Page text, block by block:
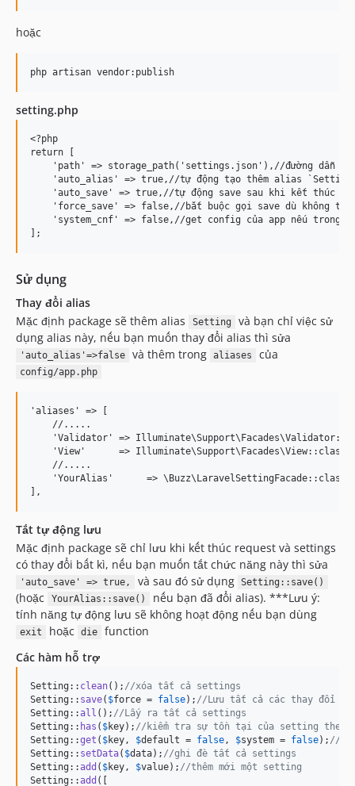
hoặc
setting.php
<?php
return [
'path' => storage_path('settings.json'),//đường dẫn
'auto_alias' => true,//tự động tạo thêm alias
'auto_save' => true,//tự động save sau khi kết thúc
'force_save' => false,//bắt buộc gọi save dù không
'system_cnf' => false,//get config của app nếu trong
Sử dụng
Thay đổi alias
Mặc định package sẽ thêm alias
Setting
và bạn chỉ việc sử
dụng alias này, nếu bạn muốn thay đổi alias thì sửa
'auto_alias'=>false và thêm trong aliases của
config/app.php
'aliases' => [
    //.....
'Validator' =>
    'View'      => Illuminate\Support\Facades\View::class,
    //.....
    'YourAlias'      => \Buzz\LaravelSettingFacade::class,
Tắt tự động lưu
Mặc định package sẽ chỉ lưu khi kết thúc request và settings
có thay đổi bất kì, nếu bạn muốn tắt chức năng này thì sửa
'auto_save' => true, và sau đó sử dụng Setting::save()
(hoặc YourAlias::save()
nếu bạn đã đổi alias). ***Lưu ý:
tính năng tự động lưu sẽ không hoạt động nếu bạn dùng
exit hoặc die
function
Các hàm hỗ trợ
Setting:: clean(); //xóa tất cả settings
Setting:: save( $force = false); //Lưu tất cả các thay đổi
Setting::all (); //Lấy ra tất cả settings
Setting:: has ( $key); //kiểm tra sự tồn tại của setting theo
Setting::get ( $key, $default = false, $system = false); //
Setting:: setData( $data); //ghi đè tất cả settings
Setting::add ( $key, $value); //thêm mới một setting
Setting::add ([